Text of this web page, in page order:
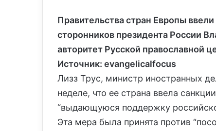
Правительства стран Европы
сторонников президента России
авторитет Русской православной
Источник: evangelicalfocus
Лизз Трус, министр иностранных
неделе, что ее страна ввела
“выдающуюся поддержку
Эта мера была принята против